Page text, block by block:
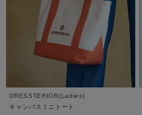
DRESSTERIOR(Ladies)
キャンバスミニトート